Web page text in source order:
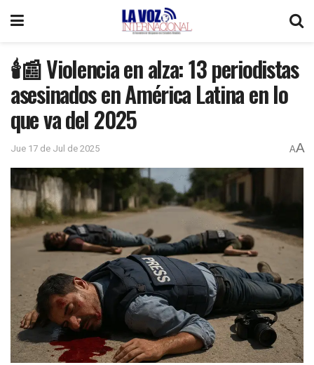
🕯️📰 Violencia en alza: 13 periodistas
asesinados en América Latina en lo
que va del 2025
Jue 17 de Jul de 2025 AA